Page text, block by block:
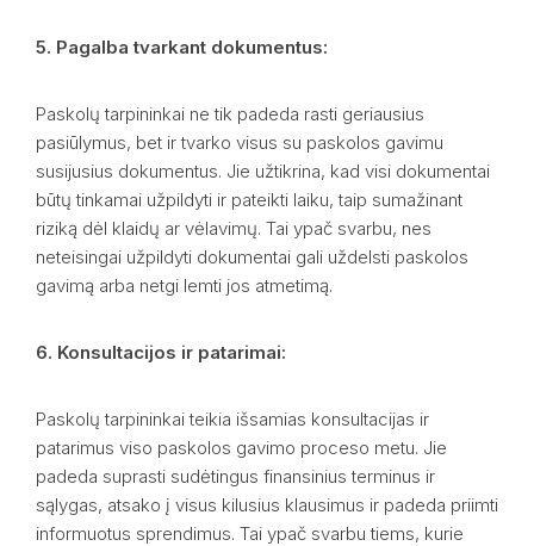
5. Pagalba tvarkant dokumentus:
Paskolų tarpininkai ne tik padeda rasti geriausius
pasiūlymus, bet ir tvarko visus su paskolos gavimu
susijusius dokumentus. Jie užtikrina, kad visi dokumentai
būtų tinkamai užpildyti ir pateikti laiku, taip sumažinant
riziką dėl klaidų ar vėlavimų. Tai ypač svarbu, nes
neteisingai užpildyti dokumentai gali uždelsti paskolos
gavimą arba netgi lemti jos atmetimą.
6. Konsultacijos ir patarimai:
Paskolų tarpininkai teikia išsamias konsultacijas ir
patarimus viso paskolos gavimo proceso metu. Jie
padeda suprasti sudėtingus finansinius terminus ir
sąlygas, atsako į visus kilusius klausimus ir padeda priimti
informuotus sprendimus. Tai ypač svarbu tiems, kurie